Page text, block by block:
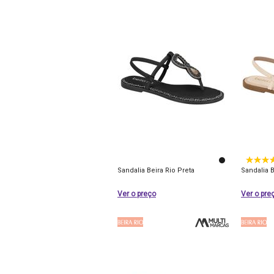
Sandalia Beira Rio Preta
Ver o preço
Sandalia
Ver o